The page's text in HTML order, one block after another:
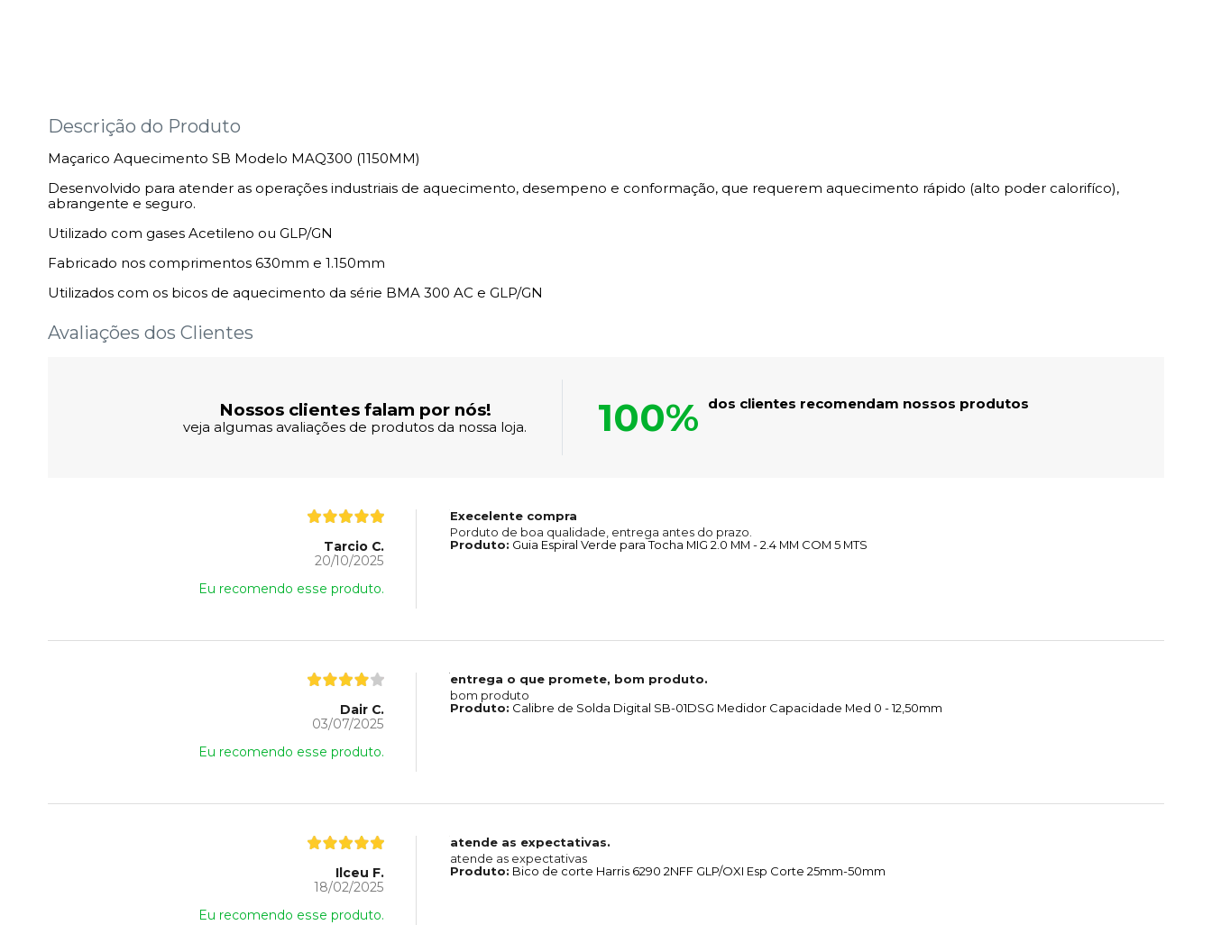
Descrição do Produto
Maçarico Aquecimento SB Modelo MAQ300 (1150MM)
Desenvolvido para atender as operações industriais de aquecimento, desempeno e conformação, que requerem aquecimento rápido (alto poder calorifíco),
abrangente e seguro.
Utilizado com gases Acetileno ou GLP/GN
Fabricado nos comprimentos 630mm e 1.150mm
Utilizados com os bicos de aquecimento da série BMA 300 AC e GLP/GN
Avaliações dos Clientes
Nossos clientes falam por nós!
veja algumas avaliações de produtos da nossa loja. 100% dos clientes recomendam nossos produtos
Tarcio C.
20/10/2025
Eu recomendo esse produto.
Execelente compra
Porduto de boa qualidade, entrega antes do prazo.
Produto: Guia Espiral Verde para Tocha MIG 2.0 MM - 2.4 MM COM 5 MTS
Dair C.
03/07/2025
Eu recomendo esse produto.
entrega o que promete, bom produto.
bom produto
Produto: Calibre de Solda Digital SB-01DSG Medidor Capacidade Med 0 - 12,50mm
Ilceu F.
18/02/2025
Eu recomendo esse produto.
atende as expectativas.
atende as expectativas
Produto: Bico de corte Harris 6290 2NFF GLP/OXI Esp Corte 25mm-50mm